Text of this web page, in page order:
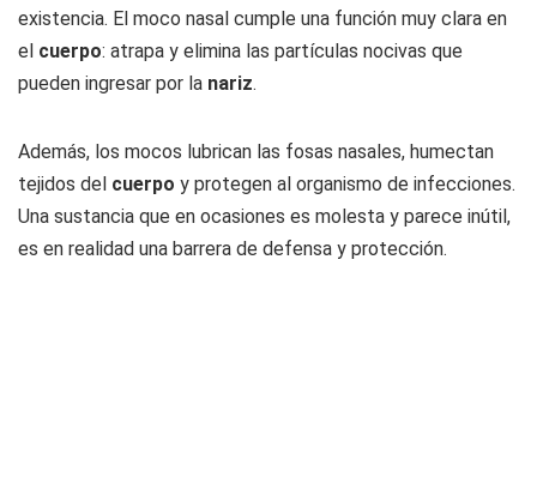
existencia. El moco nasal cumple una función muy clara en
el cuerpo: atrapa y elimina las partículas nocivas que
pueden ingresar por la nariz.
Además, los mocos lubrican las fosas nasales, humectan
tejidos del cuerpo y protegen al organismo de infecciones.
Una sustancia que en ocasiones es molesta y parece inútil,
es en realidad una barrera de defensa y protección.